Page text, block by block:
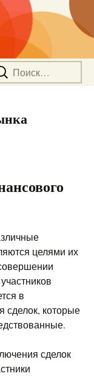
целями их
в
сделок, которые
сделок